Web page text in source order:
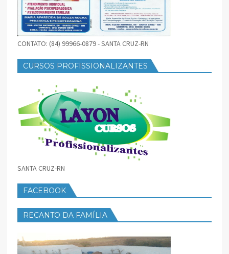
CONTATO: (84) 99966-0879 - SANTA CRUZ-RN
CURSOS PROFISSIONALIZANTES
SANTA CRUZ-RN
FACEBOOK
RECANTO DA FAMÍLIA